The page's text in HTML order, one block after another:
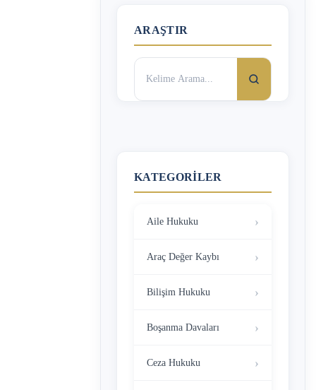
ARAŞTIR
Arama:
KATEGORILER
Aile Hukuku
Araç Değer Kaybı
Bilişim Hukuku
Boşanma Davaları
Ceza Hukuku